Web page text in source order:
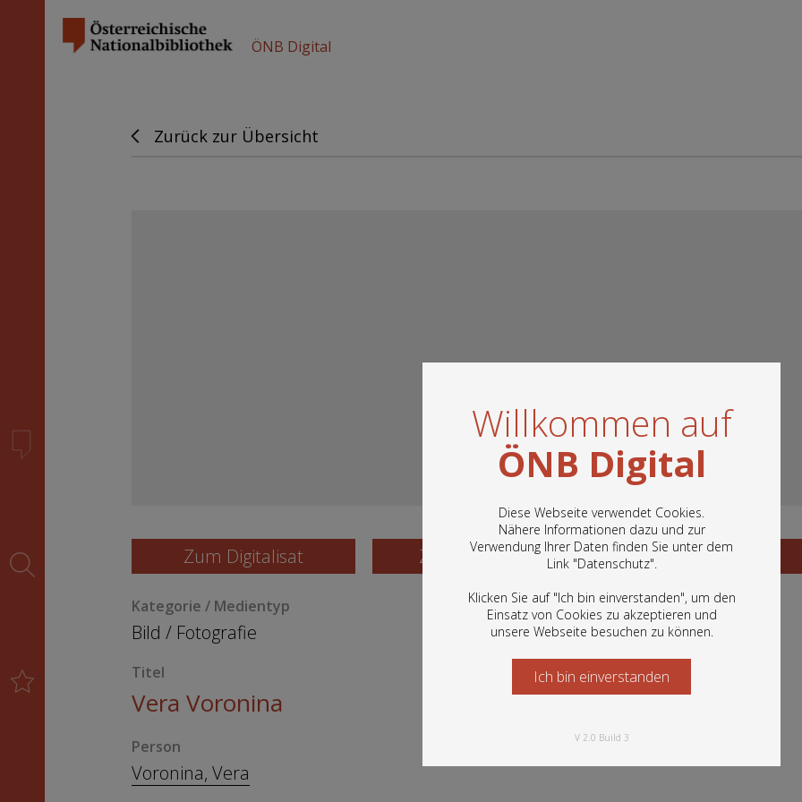
Willkommen auf
ÖNB Digital
Diese Webseite verwendet Cookies.
Nähere Informationen dazu und zur
Verwendung Ihrer Daten finden Sie unter dem
Link "Datenschutz".
Klicken Sie auf "Ich bin einverstanden", um den
Einsatz von Cookies zu akzeptieren und
unsere Webseite besuchen zu können.
In diesem Portal finden Sie die digitalen
Bestände der Österreichischen
Grafiken und vieles mehr.
Ich bin einverstanden
Starten Sie jetzt
V 2.0 Build 3
ÖNB Digital
Zurück zur Übersicht
Zum Digitalisat Zum Katalogisat Zur Vorschau
Kategorie / Medientyp
Bild / Fotografie
Titel
Vera Voronina
Person
Voronina, Vera